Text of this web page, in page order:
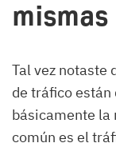
Tal vez notaste
de tráfico están
básicamente la
común es el